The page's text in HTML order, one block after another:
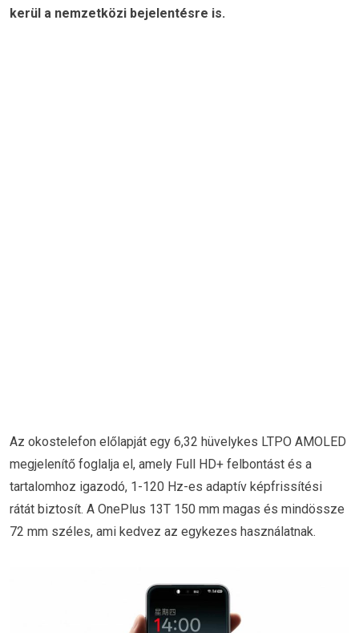
kerül a nemzetközi bejelentésre is.
Az okostelefon előlapját egy 6,32 hüvelykes LTPO AMOLED
megjelenítő foglalja el, amely Full HD+ felbontást és a
tartalomhoz igazodó, 1-120 Hz-es adaptív képfrissítési
rátát biztosít. A OnePlus 13T 150 mm magas és mindössze
72 mm széles, ami kedvez az egykezes használatnak.